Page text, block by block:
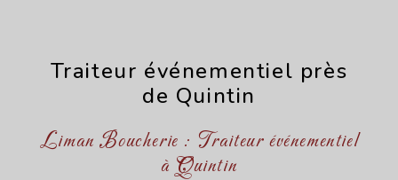
Traiteur événementiel près
de Quintin
Liman Boucherie : Traiteur événementiel
à Quintin